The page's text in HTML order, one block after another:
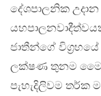
දේශපාලනික
ජාතීන්ගේ
ලක්ෂණ තුනම
පැහැදිලිවම තර්ක